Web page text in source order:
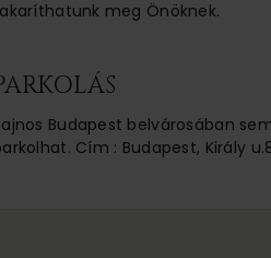
meg Önöknek.
Budapest belvárosában
Cím : Budapest, Király